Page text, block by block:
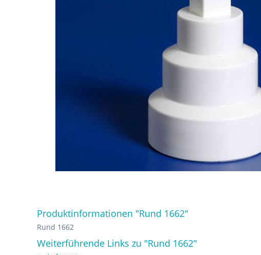
Produktinformationen "Rund 1662"
Rund 1662
Weiterführende Links zu "Rund 1662"